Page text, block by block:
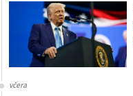
včera